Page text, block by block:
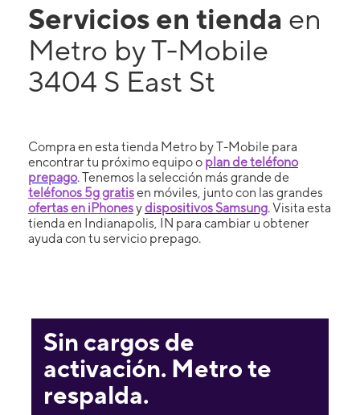
Servicios en tienda en
Metro by T-Mobile
3404 S East St
Compra en esta tienda Metro by T-Mobile para
encontrar tu próximo equipo o plan de teléfono
prepago. Tenemos la selección más grande de
teléfonos 5g gratisen móviles, junto con las grandes
ofertas en iPhonesydispositivos Samsung. Visita esta
tienda en Indianapolis, IN para cambiar u obtener
ayuda con tu servicio prepago.
Sin cargos de
activación. Metro te
respalda.